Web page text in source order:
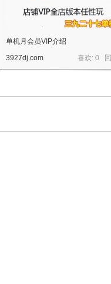
单机月会员VIP介绍
喜欢: 0
3927dj.com